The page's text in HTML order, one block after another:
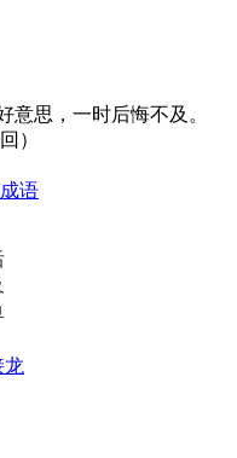
意思，一时后悔不及。
）
语
龙